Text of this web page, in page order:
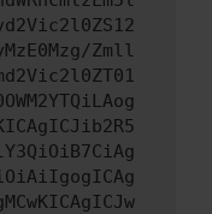
Zmll